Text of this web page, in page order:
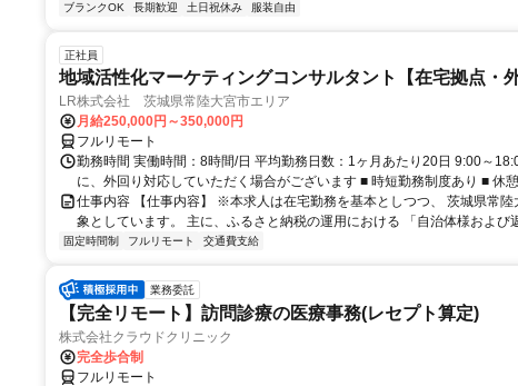
ブランクOK
長期歓迎 土日祝休み 服装自由
正社員
地域活性化マーケティングコンサルタント【在宅拠点・外
LR株式会社 茨城県常陸大宮市エリア
月給250,000円～350,000円
フルリモート
勤務時間 実働時間：8時間/日 平均勤務日数：1ヶ月あたり20日 9:00～
に、外回り対応していただく場合がございます ■ 時短勤務制度あり ■ 休
仕事内容 【仕事内容】 ※本求人は在宅勤務を基本としつつ、 茨城県常
象としています。 主に、ふるさと納税の運用における 「自治体様および
固定時間制 フルリモート 交通費支給
業務委託
【完全リモート】訪問診療の医療事務(レセプト算定)
株式会社クラウドクリニック
完全歩合制
フルリモート